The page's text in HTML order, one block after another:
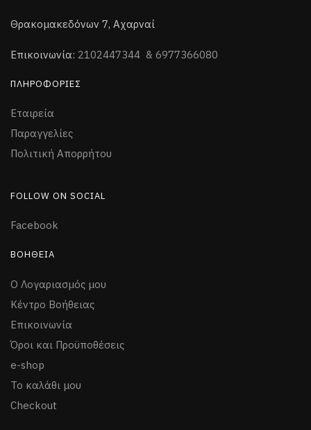
Θρακομακεδόνων 7, Αχαρναί
Επικοινωνία: 2102447344 & 6977366080
ΠΛΗΡΟΦΟΡΊΕΣ
Εταιρεία
Παραγγελίες
Πολιτική Απορρήτου
FOLLOW ON SOCIAL
Facebook
ΒΟΉΘΕΙΑ
Ο Λογαριασμός μου
Κέντρο Βοήθειας
Επικοινωνία
Όροι και Προϋποθέσεις
e-shop
Το καλάθι μου
Checkout